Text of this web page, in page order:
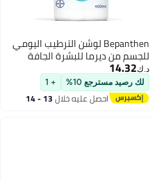
Bepanthen لوشن الترطيب اليومي
للجسم من ديرما للبشرة الجافة
والحساسة، 400 مل
د.ك‏14.32
لك رصيد مسترجع 10% + 1
احصل عليه خلال 13 - 14